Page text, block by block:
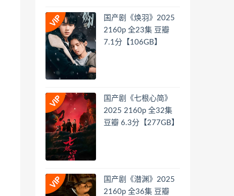
国产剧《焕羽》2025
2160p 全23集 豆瓣
7.1分【106GB】
国产剧《七根心简》
2025 2160p 全32集
豆瓣 6.3分【277GB】
国产剧《潜渊》2025
2160p 全36集 豆瓣